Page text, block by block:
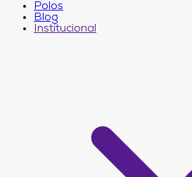
Polos
Blog
Institucional